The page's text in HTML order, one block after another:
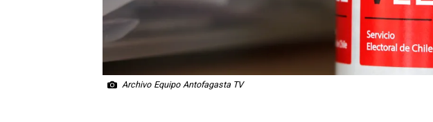
Archivo Equipo Antofagasta TV